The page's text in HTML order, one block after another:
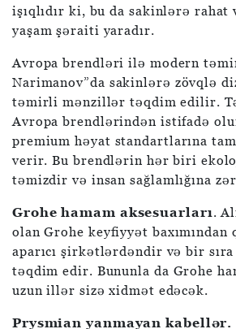
işıqlıdır ki, bu da sakinlərə
yaşam şəraiti yaradır.
Avropa brendləri ilə modern
Narimanov”da sakinlərə zövqlə
təmirli mənzillər təqdim edilir.
Avropa brendlərindən istifadə
premium həyat standartlarına
verir. Bu brendlərin hər biri
təmizdir və insan sağlamlığına
Grohe hamam aksesuarları.
olan Grohe keyfiyyət baxımından
aparıcı şirkətlərdəndir və bir
təqdim edir. Bununla da Grohe
uzun illər sizə xidmət edəcək.
Prysmian yanmayan kabellər.